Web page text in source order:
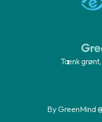
Tænk
By GreenMind